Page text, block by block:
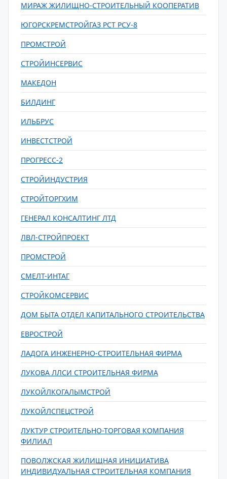
МИРАЖ ЖИЛИЩНО-СТРОИТЕЛЬНЫЙ КООПЕРАТИВ
ЮГОРСКРЕМСТРОЙГАЗ РСТ РСУ-8
ПРОМСТРОЙ
СТРОЙИНСЕРВИС
МАКЕДОН
БИЛДИНГ
ИЛЬБРУС
ИНВЕСТСТРОЙ
ПРОГРЕСС-2
СТРОЙИНДУСТРИЯ
СТРОЙТОРГХИМ
ГЕНЕРАЛ КОНСАЛТИНГ ЛТД
ЛВЛ-СТРОЙПРОЕКТ
ПРОМСТРОЙ
СМЕЛТ-ИНТАГ
СТРОЙКОМСЕРВИС
ДОМ БЫТА ОТДЕЛ КАПИТАЛЬНОГО СТРОИТЕЛЬСТВА
ЕВРОСТРОЙ
ЛАДОГА ИНЖЕНЕРНО-СТРОИТЕЛЬНАЯ ФИРМА
ЛУКОВА ЛЛСИ СТРОИТЕЛЬНАЯ ФИРМА
ЛУКОЙЛКОГАЛЫМСТРОЙ
ЛУКОЙЛСПЕЦСТРОЙ
ЛУКТУР СТРОИТЕЛЬНО-ТОРГОВАЯ КОМПАНИЯ
ФИЛИАЛ
ПОВОЛЖСКАЯ ЖИЛИЩНАЯ ИНИЦИАТИВА
ИНДИВИДУАЛЬНАЯ СТРОИТЕЛЬНАЯ КОМПАНИЯ